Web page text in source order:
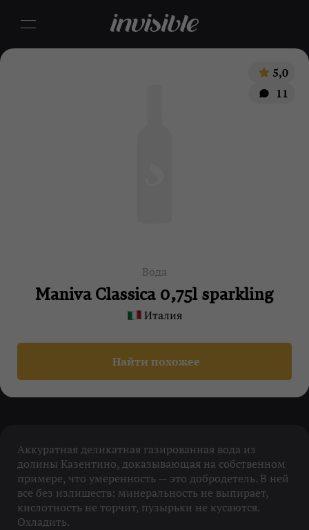
5,0
11
Вода
Maniva Classica 0,75l sparkling
Италия
Найти похожее
Аккуратная деликатная газированная вода из
долины Казентино, доказывающая на собственном
примере, что умеренность — это добродетель. В ней
все без излишеств: минеральность не выпирает,
кислотность не торчит, пузырьки не кусаются.
Охладить.